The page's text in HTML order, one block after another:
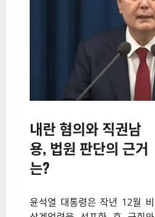
통령을 내란 우두머리 및 직권
남용 혐의로 체포한 후 이틀 뒤
구속영장을 청구했다.